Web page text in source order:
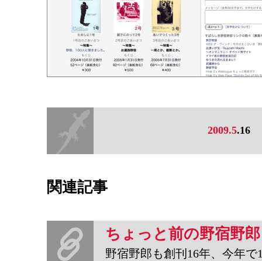
2009.5.16
関連記事
ちょっと前の野宿野
野宿野郎も創刊16年、今年で17年目。ウェブサイトも設立15年